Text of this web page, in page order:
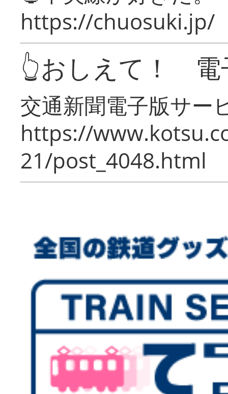
https://chuosuki.jp/
👆おしえて！ 電
交通新聞電子版サー
https://
21/post_4048.html